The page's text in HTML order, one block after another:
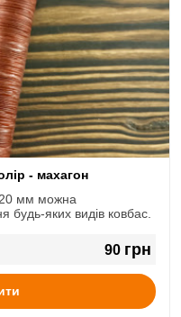
- махагон
20 мм можна
будь-яких видів ковбас.
90 грн